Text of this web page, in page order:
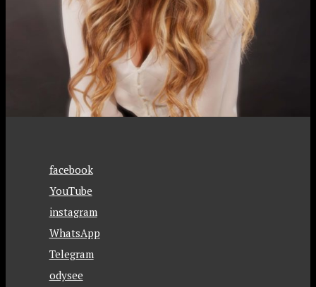
facebook
YouTube
instagram
WhatsApp
Telegram
odysee